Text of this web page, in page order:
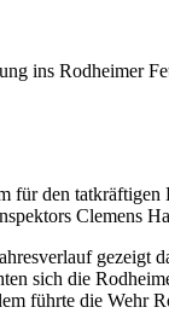
ins Rodheimer
den
Clemens
gezeigt
sich die
führte die